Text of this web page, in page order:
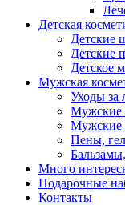
Детская
Детские
Детские
Детское
Мужская
Уходы за
Мужские
Мужские
Пены,
Много
Подарочные
Контакты